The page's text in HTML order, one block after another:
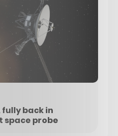
fully back in
space probe